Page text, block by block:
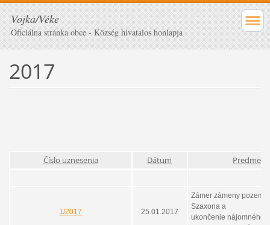
Vojka/Véke
Oficiálna stránka obce - Község hivatalos honlapja
2017
Číslo uznesenia Dátum Predmet
1/2017 25.01.2017
Zámer zámeny
Szaxona a
ukončenie nájomného